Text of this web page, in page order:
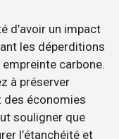
d’avoir un impact
les déperditions
carbone.
à préserver
des économies
souligner que
l’étanchéité et